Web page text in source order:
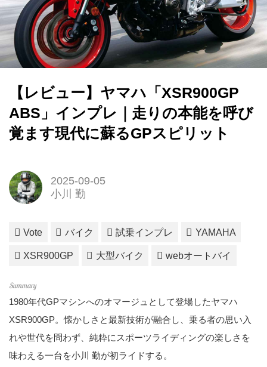
【レビュー】ヤマハ「XSR900GP
ABS」インプレ｜走りの本能を呼び
覚ます現代に蘇るGPスピリット
2025-09-05
小川 勤
Vote バイク 試乗インプレ YAMAHA
XSR900GP 大型バイク webオートバイ
1980年代GPマシンへのオマージュとして登場したヤマハ
XSR900GP。懐かしさと最新技術が融合し、乗る者の思い入
れや世代を問わず、純粋にスポーツライディングの楽しさを
味わえる一台を小川 勤が初ライドする。